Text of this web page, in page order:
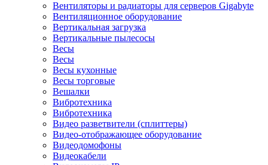
Вентиляторы и радиаторы для серверов Gigabyte
Вентиляционное оборудование
Вертикальная загрузка
Вертикальные пылесосы
Весы
Весы
Весы кухонные
Весы торговые
Вешалки
Вибротехника
Вибротехника
Видео разветвители (сплиттеры)
Видео-отображающее оборудование
Видеодомофоны
Видеокабели